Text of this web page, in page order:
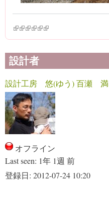
(link is external)
(link is external)
(link is external)
(link is external)
(link is external)
(link is external)
設計者
設計工房 悠(ゆう) 百瀬 満
オフライン
Last seen: 1年 1週 前
登録日: 2012-07-24 10:20